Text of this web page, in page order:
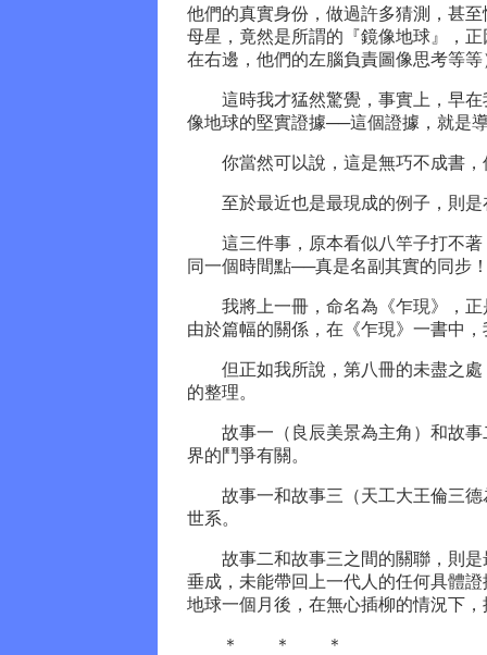
他們的真實身份，做過許多猜測，甚
母星，竟然是所謂的『鏡像地球』，
在右邊，他們的左腦負責圖像思考等等
這時我才猛然驚覺，事實上，早在
像地球的堅實證據──這個證據，就是
你當然可以說，這是無巧不成書，
至於最近也是最現成的例子，則是
這三件事，原本看似八竿子打不著
同一個時間點──真是名副其實的同步
我將上一冊，命名為《乍現》，正
由於篇幅的關係，在《乍現》一書中
但正如我所說，第八冊的未盡之處
的整理。
故事一（良辰美景為主角）和故事
界的鬥爭有關。
故事一和故事三（天工大王倫三德
世系。
故事二和故事三之間的關聯，則是
垂成，未能帶回上一代人的任何具體
地球一個月後，在無心插柳的情況下
＊ ＊ ＊